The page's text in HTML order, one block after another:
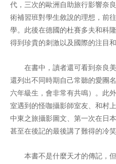
代，三次的歐洲自助旅行影響奈
術補習班對學生敘說的理想，前
學。此後在德國的杜賽多夫和科
得到珍貴的刺激以及國際的注目和
在書中，讀者還可看到奈良美
還列出不同時期自己常聽的愛團
六年級生，會非常有共鳴）。此
室遇到的怪咖攝影師室友、和村
中東之旅攝影圖文、第一次在日
甚至在後記的最後講了難得的冷笑
本書不是什麼天才的傳記，但